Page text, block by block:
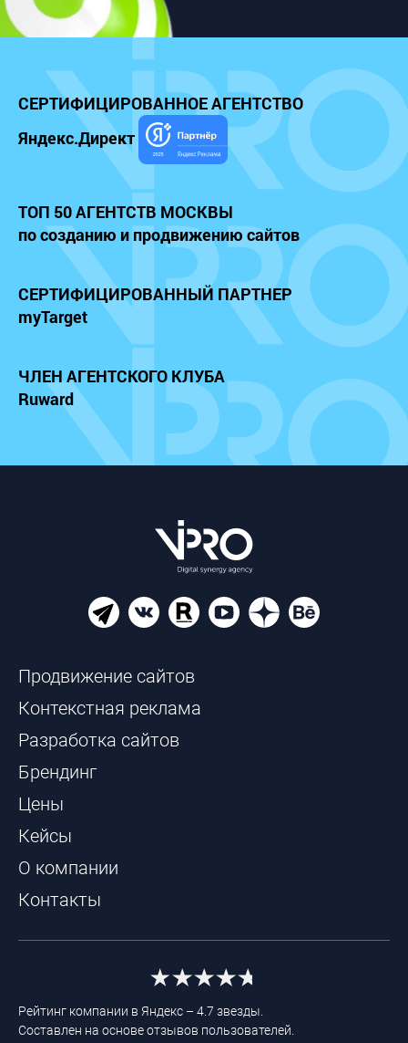
СЕРТИФИЦИРОВАННОЕАГЕНТСТВО
Яндекс.Директ
ТОП 50 АГЕНТСТВ МОСКВЫ
по созданию и продвижению сайтов
СЕРТИФИЦИРОВАННЫЙ ПАРТНЕР
myTarget
ЧЛЕН АГЕНТСКОГО КЛУБА
Ruward
Продвижение сайтов
Контекстная реклама
Разработка сайтов
Брендинг
Цены
Кейсы
О компании
Контакты
Рейтинг компании в Яндекс – 4.7 звезды.
Составлен на основе отзывов пользователей.